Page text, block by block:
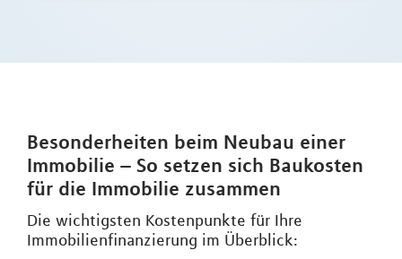
Besonderheiten beim Neubau einer
Immobilie – So setzen sich Baukosten
für die Immobilie zusammen
Die wichtigsten Kostenpunkte für Ihre
Immobilienfinanzierung im Überblick: